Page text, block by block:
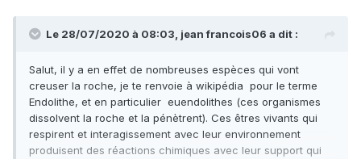
Le 28/07/2020 à 08:03, jean francois06 a dit :
Salut, il y a en effet de nombreuses espèces qui vont
creuser la roche, je te renvoie à wikipédia pour le terme
Endolithe, et en particulier euendolithes (ces organismes
dissolvent la roche et la pénètrent). Ces êtres vivants qui
respirent et interagissement avec leur environnement
produisent des réactions chimiques avec leur support qui